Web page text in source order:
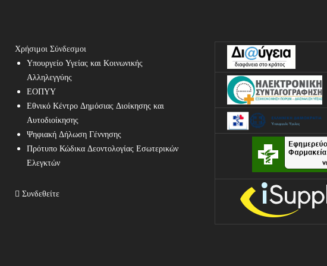
Χρήσιμοι Σύνδεσμοι
Υπουργείο Υγείας και Κοινωνικής
Αλληλεγγύης
ΕΟΠΥΥ
Εθνικό Κέντρο Δημόσιας Διοίκησης και
Αυτοδιοίκησης
Ψηφιακή Δήλωση Γέννησης
Πρότυπο Κώδικα Δεοντολογίας Εσωτερικών
Ελεγκτών
Συνδεθείτε